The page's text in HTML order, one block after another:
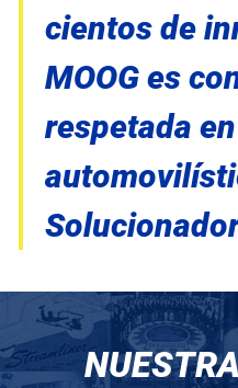
cientos de
MOOG es
respetada